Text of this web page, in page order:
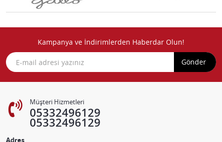
Kampanya ve İndirimlerden Haberdar Olun!
Gönder
Müşteri Hizmetleri
05332496129
05332496129
Adres